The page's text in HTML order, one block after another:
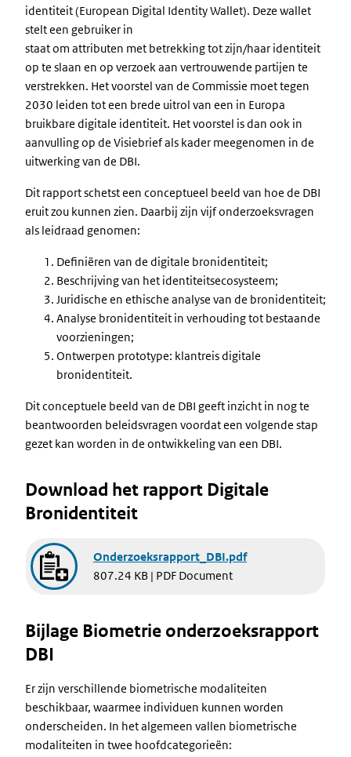
identiteit (European Digital Identity Wallet). Deze wallet
stelt een gebruiker in
staat om attributen met betrekking tot zijn/haar identiteit
op te slaan en op verzoek aan vertrouwende partijen te
verstrekken. Het voorstel van de Commissie moet tegen
2030 leiden tot een brede uitrol van een in Europa
bruikbare digitale identiteit. Het voorstel is dan ook in
aanvulling op de Visiebrief als kader meegenomen in de
uitwerking van de DBI.
Dit rapport schetst een conceptueel beeld van hoe de DBI
eruit zou kunnen zien. Daarbij zijn vijf onderzoeksvragen
als leidraad genomen:
Definiëren van de digitale bronidentiteit;
Beschrijving van het identiteitsecosysteem;
Juridische en ethische analyse van de bronidentiteit;
Analyse bronidentiteit in verhouding tot bestaande
voorzieningen;
Ontwerpen prototype: klantreis digitale
bronidentiteit.
Dit conceptuele beeld van de DBI geeft inzicht in nog te
beantwoorden beleidsvragen voordat een volgende stap
gezet kan worden in de ontwikkeling van een DBI.
Download het rapport Digitale
Bronidentiteit
Document
Onderzoeksrapport_DBI.pdf
807.24 KB | PDF Document
Bijlage Biometrie onderzoeksrapport
DBI
Er zijn verschillende biometrische modaliteiten
beschikbaar, waarmee individuen kunnen worden
onderscheiden. In het algemeen vallen biometrische
modaliteiten in twee hoofdcategorieën: